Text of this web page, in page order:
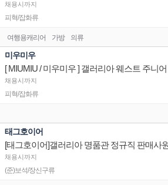
채용시까지
피혁/잡화류
여행용캐리어 가방 의류
미우미우
[ MIUMIU / 미우미우 ] 갤러리아 웨스트 주니
채용시까지
피혁/잡화류
태그호이어
[태그호이어]갤러리아 명품관 정규직 판매사
채용시까지
(준)보석/장신구류